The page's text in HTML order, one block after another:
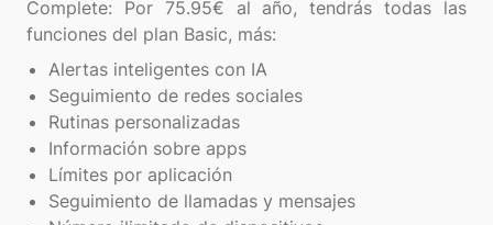
Complete: Por 75.95€ al año, tendrás todas las
Alertas inteligentes con IA
Seguimiento de redes sociales
Rutinas personalizadas
Información sobre apps
Límites por aplicación
Seguimiento de llamadas y mensajes